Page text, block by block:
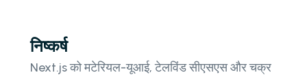
निष्कर्ष
Next.js को मटेरियल-यूआई, टेलविंड सीएसएस और चक्र